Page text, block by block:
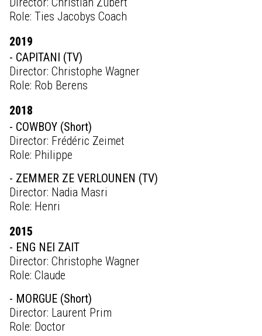
Role: Ties Jacobys Coach
2019
- CAPITANI (TV)
Director: Christophe Wagner
Role: Rob Berens
2018
- COWBOY (Short)
Director: Frédéric Zeimet
Role: Philippe
- ZEMMER ZE VERLOUNEN (TV)
Director: Nadia Masri
Role: Henri
2015
- ENG NEI ZAIT
Director: Christophe Wagner
Role: Claude
- MORGUE (Short)
Director: Laurent Prim
Role: Doctor